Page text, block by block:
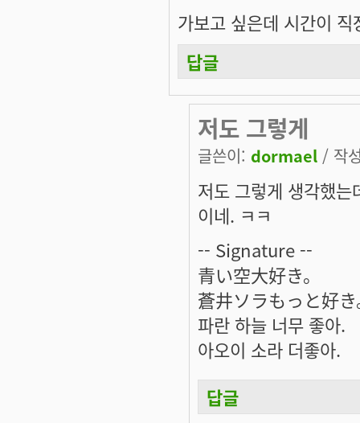
가보고 싶은데 시간이
답글
저도 그렇게
글쓴이: dormael / 작
저도 그렇게 생각했
이네. ㅋㅋ
-- Signature --
青い空大好き。
蒼井ソラもっと好
파란 하늘 너무 좋아.
아오이 소라 더좋아.
답글